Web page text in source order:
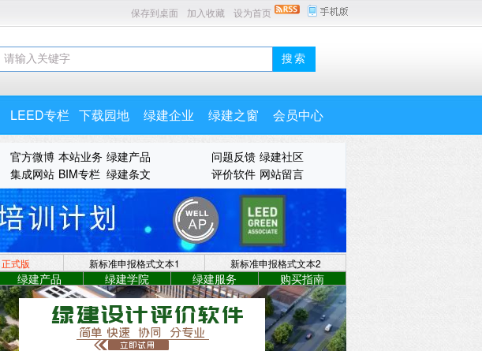
保存到桌面 加入收藏 设为首页
LEED专栏 下载园地 绿建企业 绿建之窗 会员中心
官方微博 本站业务 绿建产品
集成网站 BIM专栏 绿建条文
问题反馈 绿建社区
评价软件 网站留言
正式版 新标准申报格式文本1 新标准申报格式文本2
绿建产品 绿建学院 绿建服务 购买指南